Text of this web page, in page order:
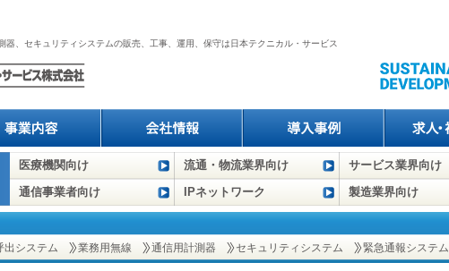
計測器、セキュリティシステムの販売、工事、運用、保守は日本テクニカル・サービス
医療機関向け 流通・物流業界向け サービス業界向け
通信事業者向け
IPネットワーク 製造業界向け
出システム 業務用無線 通信用計測器 セキュリティシステム 緊急通報システム